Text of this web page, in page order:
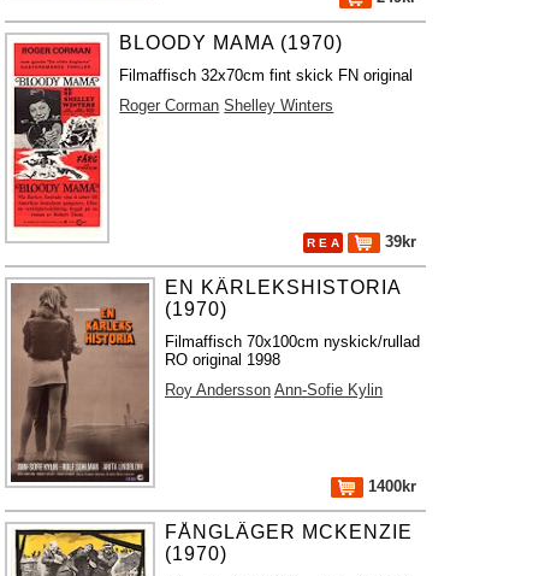
BLOODY MAMA (1970)
Filmaffisch 32x70cm fint skick FN original
Roger Corman Shelley Winters
R E A 39kr
EN KÄRLEKSHISTORIA
(1970)
Filmaffisch 70x100cm nyskick/rullad
RO original 1998
Roy Andersson Ann-Sofie Kylin
1400kr
FÅNGLÄGER MCKENZIE
(1970)